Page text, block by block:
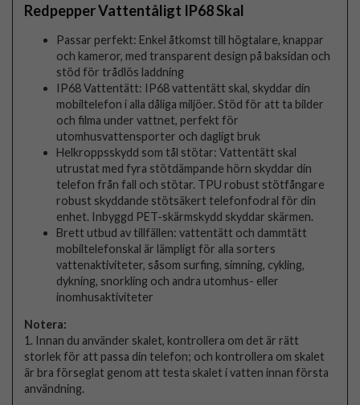
Redpepper Vattentåligt IP68 Skal
Passar perfekt: Enkel åtkomst till högtalare, knappar
och kameror, med transparent design på baksidan och
stöd för trådlös laddning
IP68 Vattentätt: IP68 vattentätt skal, skyddar din
mobiltelefon i alla dåliga miljöer. Stöd för att ta bilder
och filma under vattnet, perfekt för
utomhusvattensporter och dagligt bruk
Helkroppsskydd som tål stötar: Vattentätt skal
utrustat med fyra stötdämpande hörn skyddar din
telefon från fall och stötar. TPU robust stötfångare
robust skyddande stötsäkert telefonfodral för din
enhet. Inbyggd PET-skärmskydd skyddar skärmen.
Brett utbud av tillfällen: vattentätt och dammtätt
mobiltelefonskal är lämpligt för alla sorters
vattenaktiviteter, såsom surfing, simning, cykling,
dykning, snorkling och andra utomhus- eller
inomhusaktiviteter
Notera:
1. Innan du använder skalet, kontrollera om det är rätt
storlek för att passa din telefon; och kontrollera om skalet
är bra förseglat genom att testa skalet i vatten innan första
användning.